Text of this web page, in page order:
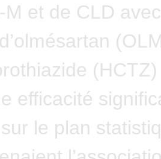
M et de CLD
efficacité
le plan